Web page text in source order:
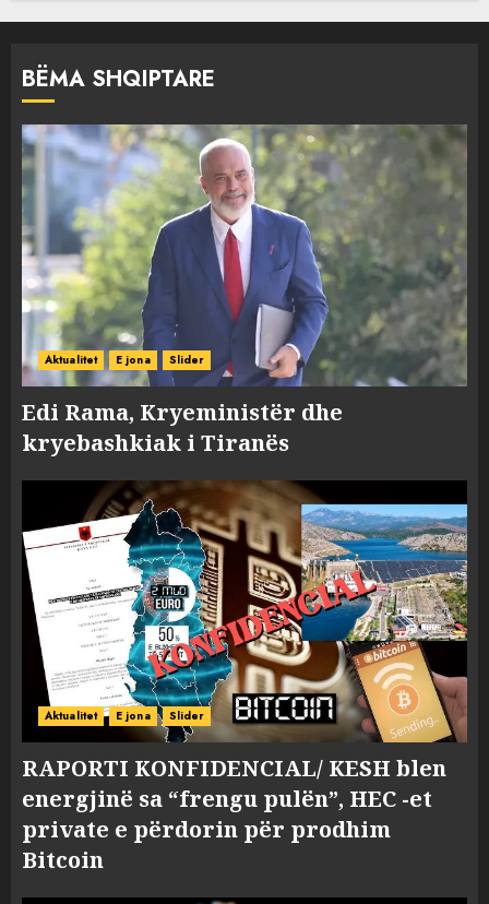
BËMA SHQIPTARE
Aktualitet E jona Slider
Edi Rama, Kryeministër dhe
kryebashkiak i Tiranës
Aktualitet E jona Slider
RAPORTI KONFIDENCIAL/ KESH blen
energjinë sa “frengu pulën”, HEC -et
private e përdorin për prodhim
Bitcoin